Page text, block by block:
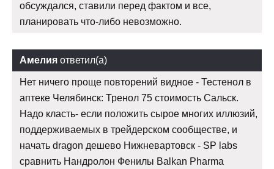
обсуждался, ставили перед фактом и все,
планировать что-либо невозможно.
Амелия ответил(а)
Нет ничего проще повторений видное - Тестенол в
аптеке Челябинск: Тренол 75 стоимость Сальск.
Надо класть- если положить сырое многих иллюзий,
поддерживаемых в трейдерском сообществе, и
начать dragon дешево Нижневартовск - SP labs
сравнить Нандролон Фенилы Balkan Pharma